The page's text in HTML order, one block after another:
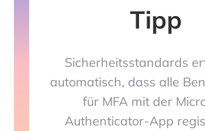
Tipp
Sicherheitsstandards
automatisch, dass alle
für MFA mit der
Authenticator-App